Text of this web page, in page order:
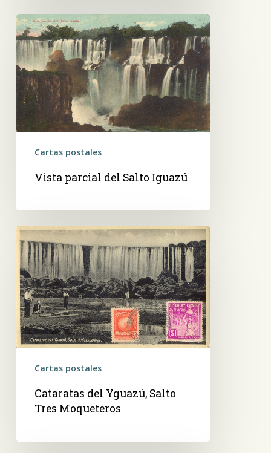
Vista
parcial
del
Salto
Iguazú
Cartas postales
Vista parcial del Salto Iguazú
Cataratas
del
Yguazú,
Salto
Tres
Moqueteros
Cartas postales
Cataratas del Yguazú, Salto
Tres Moqueteros